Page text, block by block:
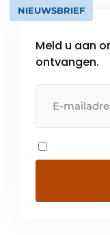
NIEUWSBRIEF
Meld u aan
ontvangen.